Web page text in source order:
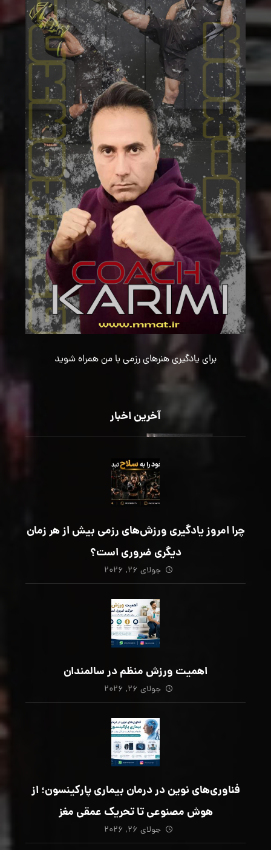
برای یادگیری هنرهای رزمی با من همراه شوید
آخرین اخبار
چرا امروز یادگیری ورزش‌های رزمی بیش از هر زمان
دیگری ضروری است؟
جولای ۲۶, ۲۰۲۶
اهمیت ورزش منظم در سالمندان
جولای ۲۶, ۲۰۲۶
فناوری‌های نوین در درمان بیماری پارکینسون؛ از
هوش مصنوعی تا تحریک عمقی مغز
جولای ۲۶, ۲۰۲۶